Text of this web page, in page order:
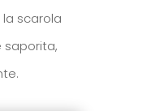
scarola
saporita,